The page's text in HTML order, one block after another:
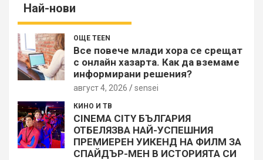
Най-нови
ОЩЕ TEEN
Все повече млади хора се срещат
с онлайн хазарта. Как да вземаме
информирани решения?
август 4, 2026 sensei
КИНО И ТВ
CINEMA CITY БЪЛГАРИЯ
ОТБЕЛЯЗВА НАЙ-УСПЕШНИЯ
ПРЕМИЕРЕН УИКЕНД НА ФИЛМ ЗА
СПАЙДЪР-МЕН В ИСТОРИЯТА СИ